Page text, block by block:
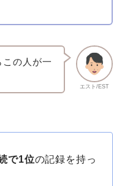
エスト/EST
の人が一
で1位の記録を持っ